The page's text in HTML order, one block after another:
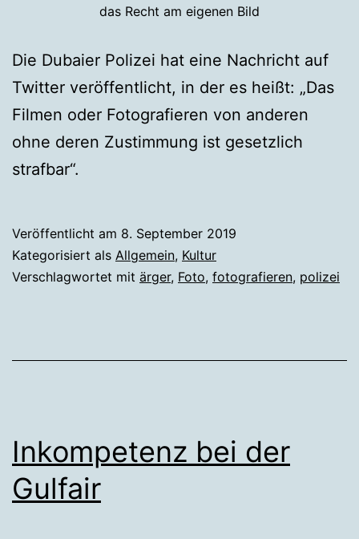
das Recht am eigenen Bild
Die Dubaier Polizei hat eine Nachricht auf
Twitter veröffentlicht, in der es heißt: „Das
Filmen oder Fotografieren von anderen
ohne deren Zustimmung ist gesetzlich
strafbar“.
Veröffentlicht am 8. September 2019
Kategorisiert als Allgemein, Kultur
Verschlagwortet mit ärger, Foto, fotografieren, polizei
Inkompetenz bei der
Gulfair